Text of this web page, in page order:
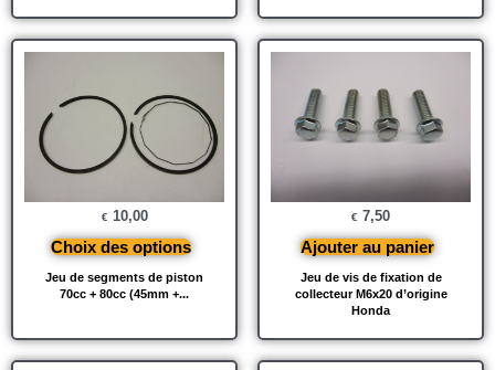
Jeu de segments de piston
70cc + 80cc (45mm +...
€ 10,00
Choix des options
Jeu de vis de fixation de
collecteur M6x20 d’origine
Honda
€ 7,50
Ajouter au panier